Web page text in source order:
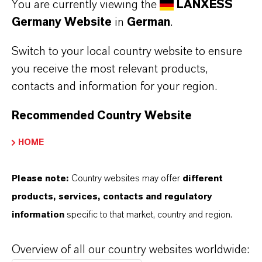
LERNEN SIE UNSERE
PRODUKTE UND UNSER
UNTERNEHMEN KENNEN
You are currently viewing the
LANXESS
Germany Website in German.
Switch to your local country website to ensure
you receive the most relevant products,
contacts and information for your region.
Recommended Country Website
HOME
Please note: Country websites may offer different
products, services, contacts and regulatory
information specific to that market, country and region.
Overview of all our country websites worldwide: